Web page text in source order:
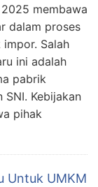
membawa
dalam proses
Salah
ini adalah
pabrik
Kebijakan
pihak
Untuk UMKM